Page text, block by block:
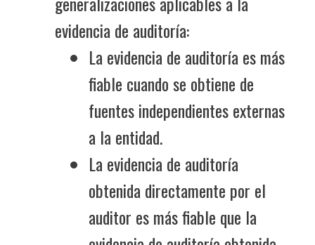
evidencia de auditoría:
La evidencia de auditoría es más
fiable cuando se obtiene de
fuentes independientes externas
a la entidad.
La evidencia de auditoría
obtenida directamente por el
auditor es más fiable que la